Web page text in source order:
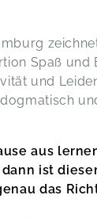
Spaß und
und
aus
ist
das